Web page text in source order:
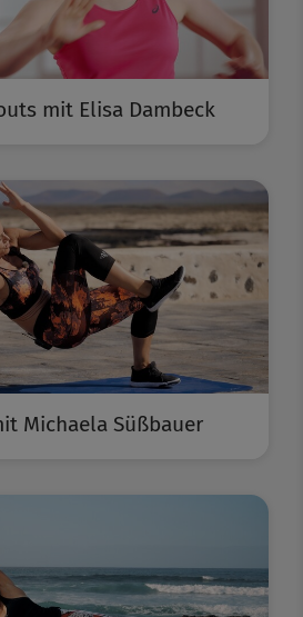
mit Elisa Dambeck
Michaela Süßbauer